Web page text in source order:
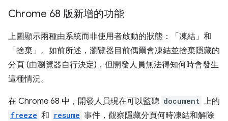
Chrome 68 版新增的功能
上圖顯示兩種由系統而非使用者啟動的狀態：「凍結」 和
「捨棄」 。如前所述，瀏覽器目前偶爾會凍結並捨棄隱藏的
分頁 (由瀏覽器自行決定)，但開發人員無法得知何時會發生
這種情況。
在 Chrome 68 中，開發人員現在可以監聽 document 上的
freeze 和 resume 事件，觀察隱藏分頁何時凍結和解除